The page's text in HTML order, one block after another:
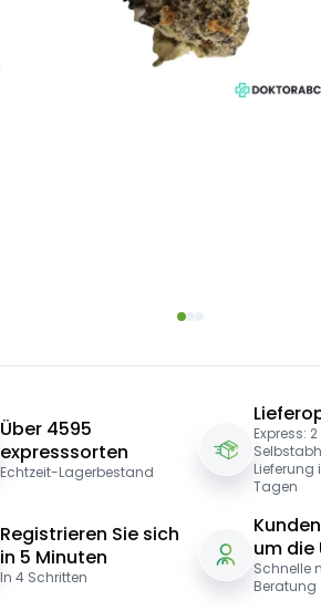
Über 4595
expresssorten
Echtzeit-Lagerbestand
Express:
Lieferung
Tagen
Registrieren Sie sich
in 5 Minuten
In 4 Schritten
um die
Schnelle
Beratung